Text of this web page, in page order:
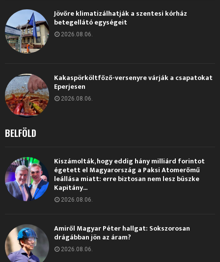
Jövőre klimatizálhatják a szentesi kórház
betegellátó egységeit
2026.08.06.
Kakaspörköltfőző-versenyre várják a csapatokat
Eperjesen
2026.08.06.
BELFÖLD
Kiszámolták, hogy eddig hány milliárd forintot
égetett el Magyarország a Paksi Atomerőmű
leállása miatt: erre biztosan nem lesz büszke
Kapitány...
2026.08.06.
Amiről Magyar Péter hallgat: Sokszorosan
drágábban jön az áram?
2026.08.06.